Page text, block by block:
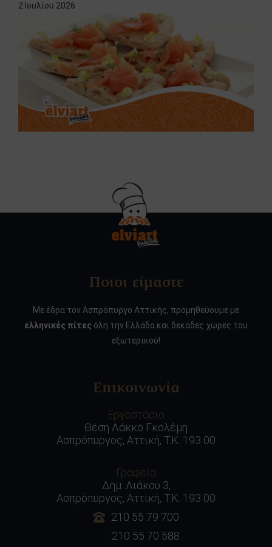
2 Ιουλίου 2026
Ποιοι είμαστε
Με έδρα τον Ασπρόπυργο Αττικής, προμηθεύουμε με
ελληνικές πίτες όλη την Ελλάδα και δεκάδες χώρες του
εξωτερικού!
Επικοινωνία
Εργοστάσιο
Θέση Λάκκο Γκολέμη
Ασπρόπυργος, Αττική, Τ.Κ. 193 00
Γραφεία
Δημ. Λιάκου 3,
Ασπρόπυργος, Αττική, Τ.Κ. 193 00
:210 55 79 700
:210 55 70 588